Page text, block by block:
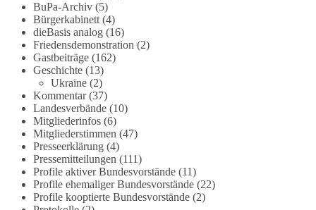
dass die derzeit in Teilen der Umweltbewegung
diskutierten „Grundrechte der Natur“ weit über
klassischen Naturschutz hinausreichen und
grundlegende Fragen zum Menschenbild, zum
Rechtsstaat und zur Demokratie aufwerfen. [...]
👉 Hier weiterlesen:https://diebasis-
partei.de/2026/07/grundrechte-der-natur-ein-
angriff-auf-das-grundgesetz/
🟩🟩🟦🟦🟥🟥🟧🟧
Es ging weniger um fertige Antworten als um eine
Debatte darüber, wie Freiheit, Verantwortung,
BuPa-Archiv(5)
Bürgerkabinett(4)
dieBasis analog(16)
Friedensdemonstration (2)
Gastbeiträge(162)
Geschichte(13)
Ukraine(2)
Kommentar(37)
Landesverbände(10)
Mitgliederinfos(6)
Mitgliederstimmen (47)
Presseerklärung(4)
Pressemitteilungen (111)
Profile aktiver Bundesvorstände(11)
Profile ehemaliger Bundesvorstände(22)
Profile kooptierte Bundesvorstände(2)